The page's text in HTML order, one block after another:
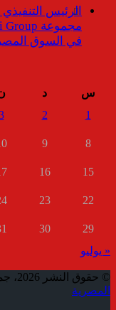
الرئيس
في السوق
س د
1
2
8
9
15
16
22
23
29
30
« يوليو
© حقوق النشر 2026، جميع الحقوق محفوظة |
المصرية